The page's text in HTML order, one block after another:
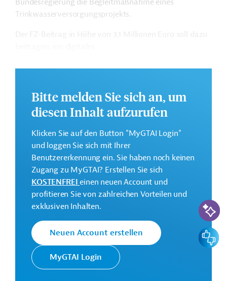
Bundesregierung die Begleitmaßnahme eines
Trinkwasserversorgungsprojekts.
Projektträger ONEE systematisch einzuführen.
Das Entwicklungsprojekt hat eine voraussichtliche
Laufzeit von drei bis vier Jahren.
Geberbeitrag:
3,1 Millionen Euro (Zuschuss)
Kontaktadressen
KfW
Die KfW Entwicklungsbank setzt
die Finanzielle Zusammenarbeit
(FZ) Deutschlands im Auftrag der
Bundesregierung um. Ziele der
Bank sind die
Mittelstandsförderung, die
Bitte melden Sie sich an, um
diesen Inhalt aufzurufen
Klicken Sie auf den Button "MyGTAI Login"
und loggen Sie sich mit Ihrer
Benutzererkennung ein. Sie haben noch keinen
Zugang zu MyGTAI? Erstellen Sie sich
KOSTENFREIeinen neuen Account und
profitieren Sie von zahlreichen Vorteilen und
exklusiven Inhalten.
Neuen Account erstellen
MyGTAI Login
KI-